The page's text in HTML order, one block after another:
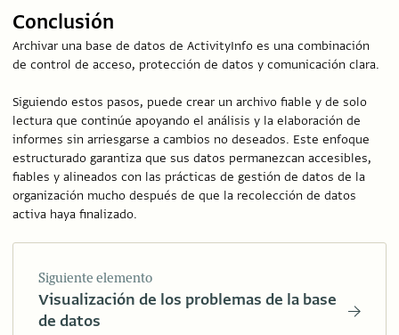
Conclusión
Archivar una base de datos de ActivityInfo es una combinación
de control de acceso, protección de datos y comunicación clara.
Siguiendo estos pasos, puede crear un archivo fiable y de solo
lectura que continúe apoyando el análisis y la elaboración de
informes sin arriesgarse a cambios no deseados. Este enfoque
estructurado garantiza que sus datos permanezcan accesibles,
fiables y alineados con las prácticas de gestión de datos de la
organización mucho después de que la recolección de datos
activa haya finalizado.
Siguiente elemento
Visualización de los problemas de la base
de datos